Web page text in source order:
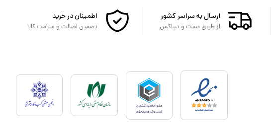
ارسال به سراسر کشور
از طریق پست و تیپاکس
اطمینان در خرید
تضمین اصالت و سلامت کالا